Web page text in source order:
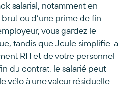
salarial, notamment en
ou d’une prime de fin
vous gardez le
tandis que Joule simplifie la
RH et de votre personnel
du contrat, le salarié peut
vélo à une valeur résiduelle